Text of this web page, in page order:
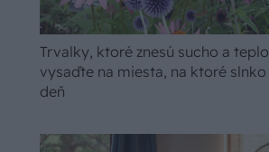
Trvalky, ktoré znesú sucho a
vysaďte na miesta, na ktoré
deň